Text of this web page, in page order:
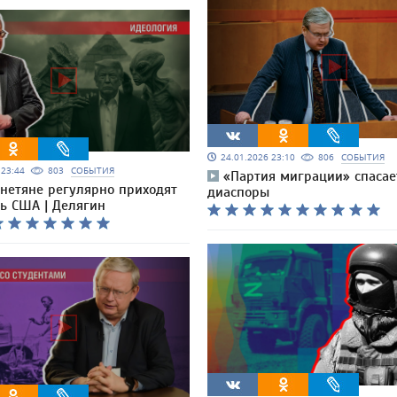
803 СОБЫТИЯ
регулярно приходят
США | Делягин
24.01.2026 23:10 806 СОБЫТИЯ
«Партия миграции»
диаспоры